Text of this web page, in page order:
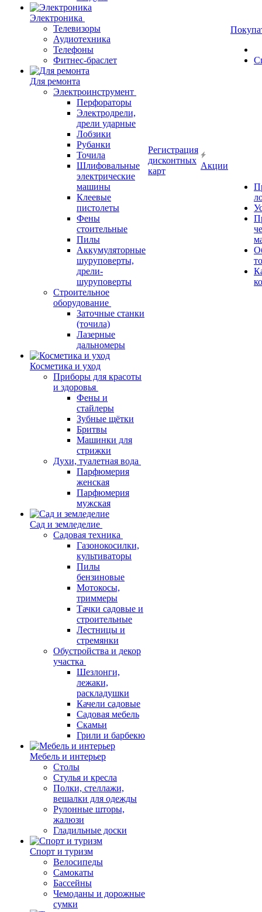
Электроника
Телевизоры
Аудиотехника
Телефоны
Фитнес-браслет
Для ремонта
Электроинструмент
Перфораторы
Электродрели,
дрели ударные
Лобзики
Рубанки
Точила
Шлифовальные
электрические
машины
Клеевые
пистолеты
Фены
стоительные
Пилы
Аккумуляторные
шуруповерты,
дрели-
шуруповерты
Строительное
оборудование
Заточные станки
(точила)
Лазерные
дальномеры
Косметика и уход
Приборы для красоты
и здоровья
Фены и
стайлеры
Зубные щётки
Бритвы
Машинки для
стрижки
Духи, туалетная вода
Парфюмерия
женская
Парфюмерия
мужская
Сад и земледелие
Садовая техника
Газонокосилки,
культиваторы
Пилы
бензиновые
Мотокосы,
триммеры
Тачки садовые и
строительные
Лестницы и
стремянки
Обустройства и декор
участка
Шезлонги,
лежаки,
раскладушки
Качели садовые
Садовая мебель
Скамьи
Грили и барбекю
Мебель и интерьер
Столы
Стулья и кресла
Полки, стеллажи,
вешалки для одежды
Рулонные шторы,
жалюзи
Гладильные доски
Спорт и туризм
Велосипеды
Самокаты
Бассейны
Чемоданы и дорожные
сумки
Регистрация
дисконтных
карт
Акции